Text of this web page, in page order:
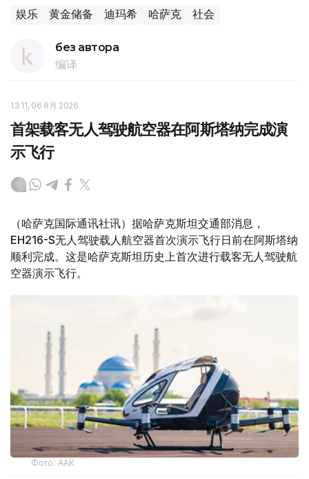
娱乐 黄金储备 迪玛希 哈萨克 社会
без автора
编译
13:11, 06 8月 2026
首架载客无人驾驶航空器在阿斯塔纳完成演
示飞行
（哈萨克国际通讯社讯）据哈萨克斯坦交通部消息，
EH216-S无人驾驶载人航空器首次演示飞行日前在阿斯塔纳
顺利完成。这是哈萨克斯坦历史上首次进行载客无人驾驶航
空器演示飞行。
Фото: ААК